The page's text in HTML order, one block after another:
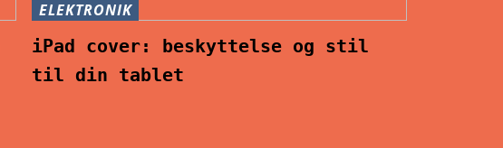
ELEKTRONIK
iPad cover: beskyttelse og stil
til din tablet